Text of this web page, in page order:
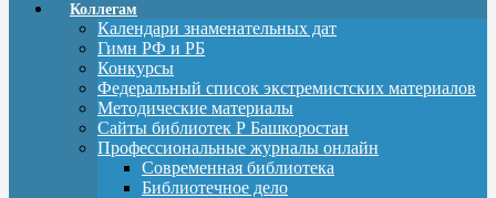
Коллегам
Календари знаменательных дат
Гимн РФ и РБ
Конкурсы
Федеральный список экстремистских материалов
Методические материалы
Сайты библиотек Р Башкоростан
Профессиональные журналы онлайн
Современная библиотека
Библиотечное дело